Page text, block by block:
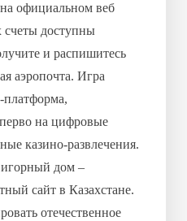
официальном веб
счеты доступны
и распишитесь
аэропочта. Игра
на цифровые
казино-развлечения.
дом –
сайт в Казахстане.
отечественное